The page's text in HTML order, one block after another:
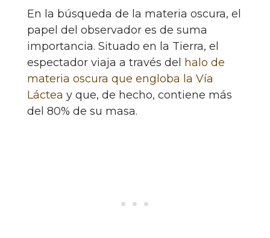
En la búsqueda de la materia oscura, el
papel del observador es de suma
importancia. Situado en la Tierra, el
espectador viaja a través del
halo de
materia oscura que engloba la Vía
Láctea y que, de hecho, contiene más
del 80% de su masa.